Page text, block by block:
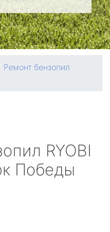
Ремонт бензопил
RYOBI
Победы